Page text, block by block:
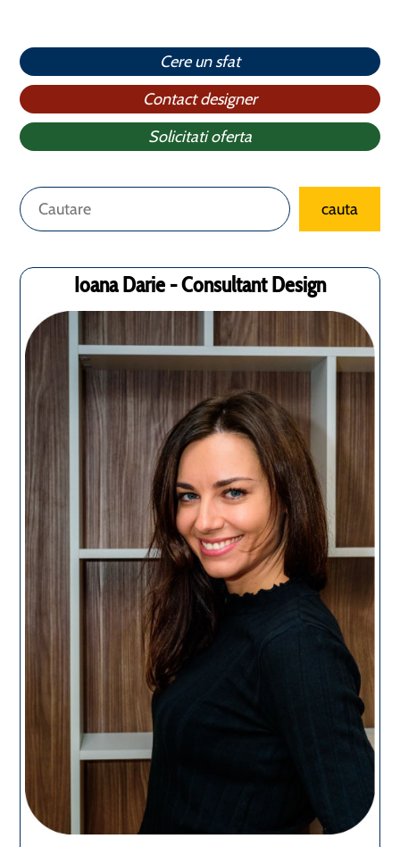
Cere un sfat
Contact designer
Solicitati oferta
Caută cauta
Ioana Darie - Consultant Design